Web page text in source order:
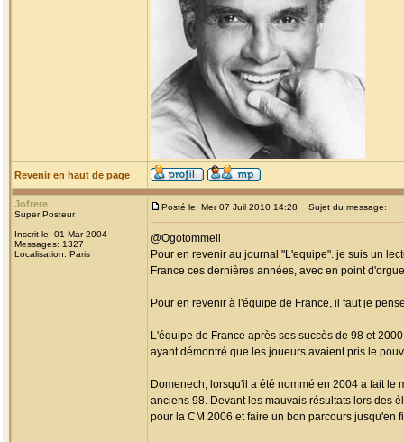
Revenir en haut de page
Jofrere
Super Posteur
Inscrit le: 01 Mar 2004
Messages: 1327
Localisation: Paris
Posté le: Mer 07 Juil 2010 14:28 Sujet du message:
@Ogotommeli
Pour en revenir au journal "L'equipe". je suis un
France ces dernières années, avec en point
Pour en revenir à l'équipe de France, il faut je
L'équipe de France après ses succès de 98 et
ayant démontré que les joueurs avaient pris le
Domenech, lorsqu'il a été nommé en 2004 a fait le
anciens 98. Devant les mauvais résultats lors des
pour la CM 2006 et faire un bon parcours jusqu'en